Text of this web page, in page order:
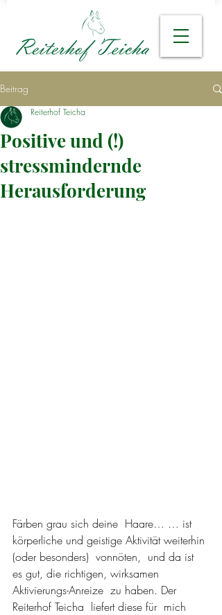
Beitrag
Positive und (!)
stressmindernde
Herausforderung
Reiterhof Teicha
Färben grau sich deine  Haare… … ist
körperliche und geistige Aktivität weiterhin
(oder besonders)  vonnöten,  und da ist
es gut, die richtigen, wirksamen
Aktivierungs-Anreize  zu haben. Der
Reiterhof Teicha  liefert diese für  mich